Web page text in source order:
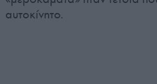
αυτοκίνητο.